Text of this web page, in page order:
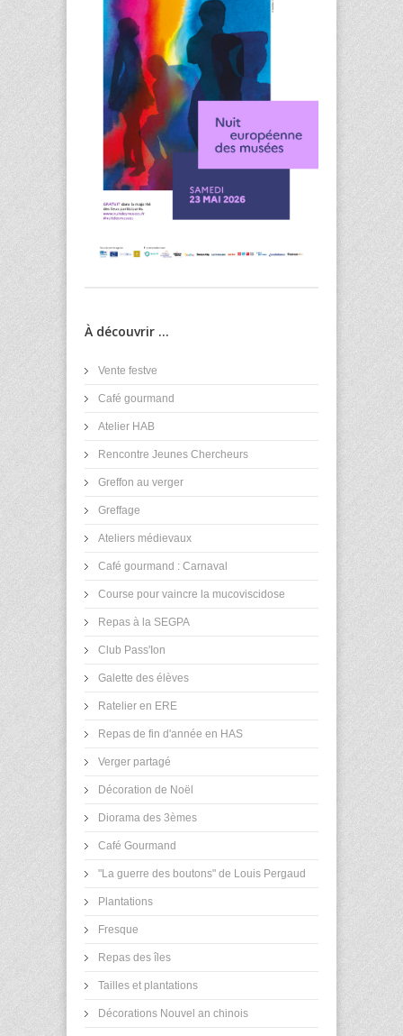
À découvrir ...
Vente festve
Café gourmand
Atelier HAB
Rencontre Jeunes Chercheurs
Greffon au verger
Greffage
Ateliers médievaux
Café gourmand : Carnaval
Course pour vaincre la mucoviscidose
Repas à la SEGPA
Club Pass'Ion
Galette des élèves
Ratelier en ERE
Repas de fin d'année en HAS
Verger partagé
Décoration de Noël
Diorama des 3èmes
Café Gourmand
"La guerre des boutons" de Louis Pergaud
Plantations
Fresque
Repas des îles
Tailles et plantations
Décorations Nouvel an chinois